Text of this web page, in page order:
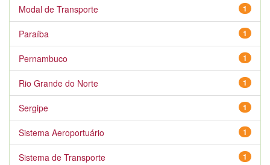
1
Modal de Transporte
1
Paraíba
1
Pernambuco
1
Rio Grande do Norte
1
Sergipe
1
Sistema Aeroportuário
1
Sistema de Transporte